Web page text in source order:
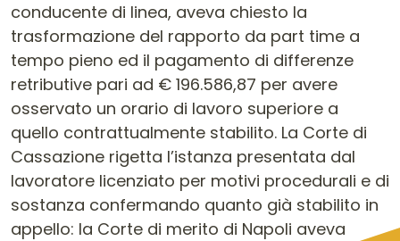
conducente di linea, aveva chiesto la
trasformazione del rapporto da part time a
tempo pieno ed il pagamento di differenze
retributive pari ad € 196.586,87 per avere
osservato un orario di lavoro superiore a
quello contrattualmente stabilito. La Corte di
Cassazione rigetta l’istanza presentata dal
lavoratore licenziato per motivi procedurali e di
sostanza confermando quanto già stabilito in
appello: la Corte di merito di Napoli aveva